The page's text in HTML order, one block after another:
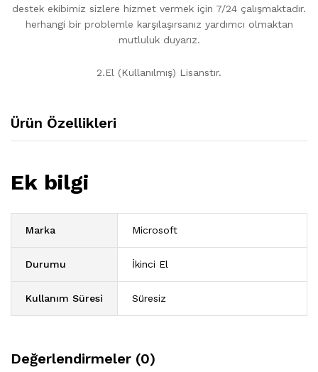
destek ekibimiz sizlere hizmet vermek için 7/24 çalışmaktadır.
herhangi bir problemle karşılaşırsanız yardımcı olmaktan
mutluluk duyarız.
2.El (Kullanılmış) Lisanstır.
Ürün Özellikleri
Ek bilgi
Marka Microsoft
Durumu İkinci El
Kullanım Süresi Süresiz
Değerlendirmeler (0)